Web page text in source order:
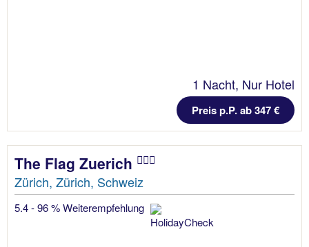
1 Nacht, Nur Hotel
Preis p.P. ab 347 €
The Flag Zuerich
Zürich, Zürich, Schweiz
5.4 - 96 % Weiterempfehlung